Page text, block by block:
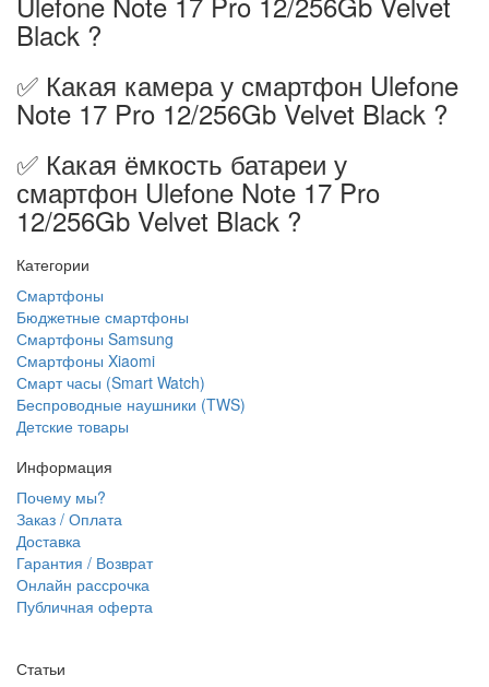
Black ?
✅ Какая камера у смартфон Ulefone
Note 17 Pro 12/256Gb Velvet Black ?
✅ Какая ёмкость батареи у
смартфон Ulefone Note 17 Pro
12/256Gb Velvet Black ?
Категории
Смартфоны
Бюджетные смартфоны
Смартфоны Samsung
Смартфоны Xiaomi
Смарт часы (Smart Watch)
Беспроводные наушники (TWS)
Детские товары
Информация
Почему мы?
Заказ / Оплата
Доставка
Гарантия / Возврат
Онлайн рассрочка
Публичная оферта
Статьи